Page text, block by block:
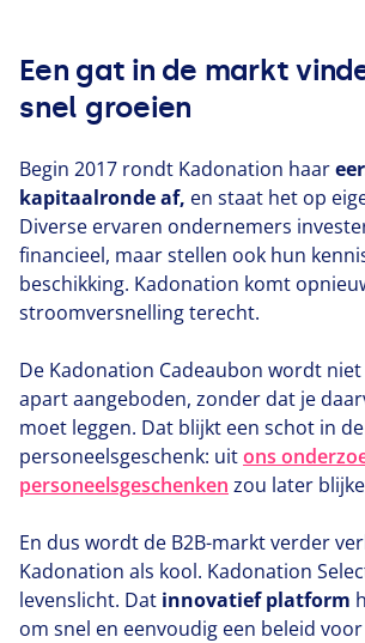
Een gat in de markt
snel groeien
Begin 2017 rondt Kadonation haar
kapitaalronde af, en staat het op
Diverse ervaren ondernemers
financieel, maar stellen ook hun
beschikking. Kadonation komt
stroomversnelling terecht.
De Kadonation Cadeaubon wordt
apart aangeboden, zonder dat je
moet leggen. Dat blijkt een schot in
personeelsgeschenk: uitons
personeelsgeschenken zou later
En dus wordt de B2B-markt verder
Kadonation als kool. Kadonation
levenslicht. Dat innovatief platform
om snel en eenvoudig een beleid voor